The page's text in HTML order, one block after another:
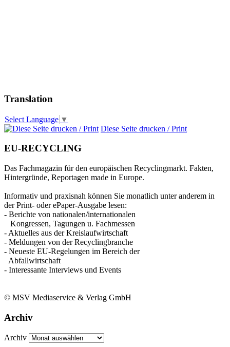
Translation
Select Language ▼
Diese Seite drucken / Print
EU-RECYCLING
Das Fachmagazin für den europäischen Recyclingmarkt. Fakten,
Hintergründe, Reportagen made in Europe.
Informativ und praxisnah können Sie monatlich unter anderem in
der Print- oder ePaper-Ausgabe lesen:
- Berichte von nationalen/internationalen
Kongressen, Tagungen u. Fachmessen
- Aktuelles aus der Kreislaufwirtschaft
- Meldungen von der Recyclingbranche
- Neueste EU-Regelungen im Bereich der
Abfallwirtschaft
- Interessante Interviews und Events
© MSV Mediaservice & Verlag GmbH
Archiv
Archiv